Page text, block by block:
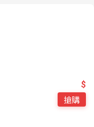
$
搶購